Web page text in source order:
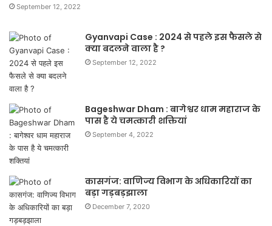
September 12, 2022
Gyanvapi Case : 2024 से पहले इस फैसले से
क्या बदलने वाला है ?
September 12, 2022
Bageshwar Dham : बागेश्वर धाम महाराज के
पास है ये चमत्कारी शक्तियां
September 4, 2022
कासगंज: वाणिज्य विभाग के अधिकारियों का
बड़ा गड़बड़झाला
December 7, 2020